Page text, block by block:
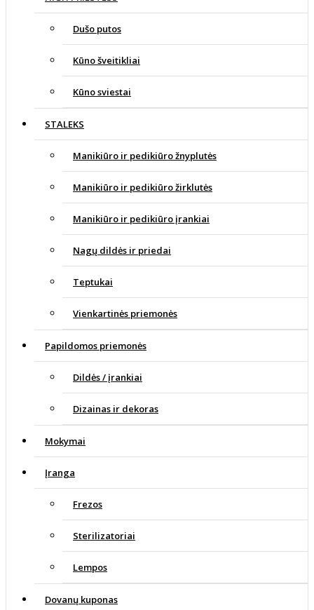
Dušo putos
Kūno šveitikliai
Kūno sviestai
STALEKS
Manikiūro ir pedikiūro žnyplutės
Manikiūro ir pedikiūro žirklutės
Manikiūro ir pedikiūro įrankiai
Nagų dildės ir priedai
Teptukai
Vienkartinės priemonės
Papildomos priemonės
Dildės / įrankiai
Dizainas ir dekoras
Mokymai
Įranga
Frezos
Sterilizatoriai
Lempos
Dovanų kuponas